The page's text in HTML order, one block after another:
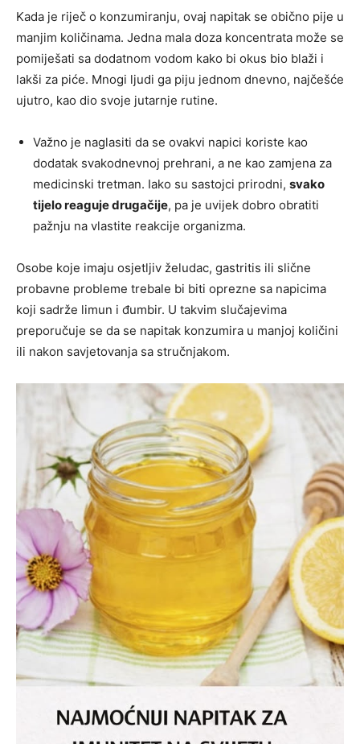
Kada je riječ o konzumiranju, ovaj napitak se obično pije u
manjim količinama. Jedna mala doza koncentrata može se
pomiješati sa dodatnom vodom kako bi okus bio blaži i
lakši za piće. Mnogi ljudi ga piju jednom dnevno, najčešće
ujutro, kao dio svoje jutarnje rutine.
Važno je naglasiti da se ovakvi napici koriste kao
dodatak svakodnevnoj prehrani, a ne kao zamjena za
medicinski tretman. Iako su sastojci prirodni, svako
tijelo reaguje drugačije, pa je uvijek dobro obratiti
pažnju na vlastite reakcije organizma.
Osobe koje imaju osjetljiv želudac, gastritis ili slične
probavne probleme trebale bi biti oprezne sa napicima
koji sadrže limun i đumbir. U takvim slučajevima
preporučuje se da se napitak konzumira u manjoj količini
ili nakon savjetovanja sa stručnjakom.